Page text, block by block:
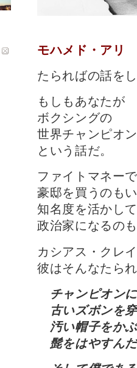
モハメド・アリ
たらればの話を
もしもあなたが
ボクシングの
世界チャンピオ
という話だ。
ファイトマネー
豪邸を買うのも
知名度を活かし
政治家になるの
カシアス・クレ
彼はそんなたら
チャンピオン
古いズボンを
汚い帽子をか
髭をはやすん